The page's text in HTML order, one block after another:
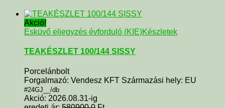
Akció!
Esküvő eljegyzés évforduló (KIE)Készletek
TEAKÉSZLET 100/144 SISSY
Porcelánbolt
Forgalmazó: Vendesz KFT Származási hely: EU
#24GJ__/db
Akció: 2026.08.31-ig